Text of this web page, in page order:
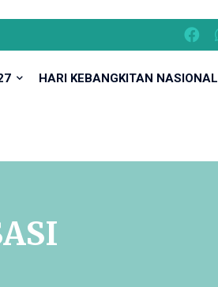
HARI KEBANGKITAN NASIONAL